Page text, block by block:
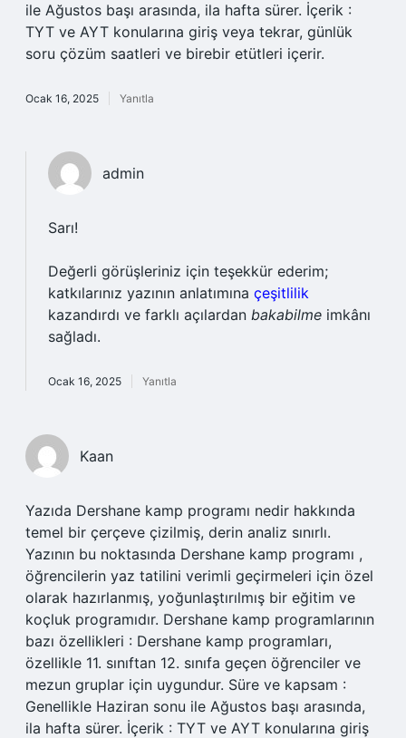
ile Ağustos başı arasında, ila hafta sürer. İçerik :
TYT ve AYT konularına giriş veya tekrar, günlük
soru çözüm saatleri ve birebir etütleri içerir.
Ocak 16, 2025 Yanıtla
admin
Sarı!
Değerli görüşleriniz için teşekkür ederim;
katkılarınız yazının anlatımına çeşitlilik
kazandırdı ve farklı açılardan bakabilme imkânı
sağladı.
Ocak 16, 2025 Yanıtla
Kaan
Yazıda Dershane kamp programı nedir hakkında
temel bir çerçeve çizilmiş, derin analiz sınırlı.
Yazının bu noktasında Dershane kamp programı ,
öğrencilerin yaz tatilini verimli geçirmeleri için özel
olarak hazırlanmış, yoğunlaştırılmış bir eğitim ve
koçluk programıdır. Dershane kamp programlarının
bazı özellikleri : Dershane kamp programları,
özellikle 11. sınıftan 12. sınıfa geçen öğrenciler ve
mezun gruplar için uygundur. Süre ve kapsam :
Genellikle Haziran sonu ile Ağustos başı arasında,
ila hafta sürer. İçerik : TYT ve AYT konularına giriş